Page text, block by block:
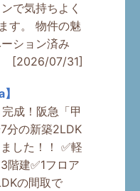
で気持ちよく
す。 物件の魅
ーション済み
[2026/07/31]
成！阪急「甲
分の新築2LDK
した！！ ✅軽
建✅1フロア
の間取で